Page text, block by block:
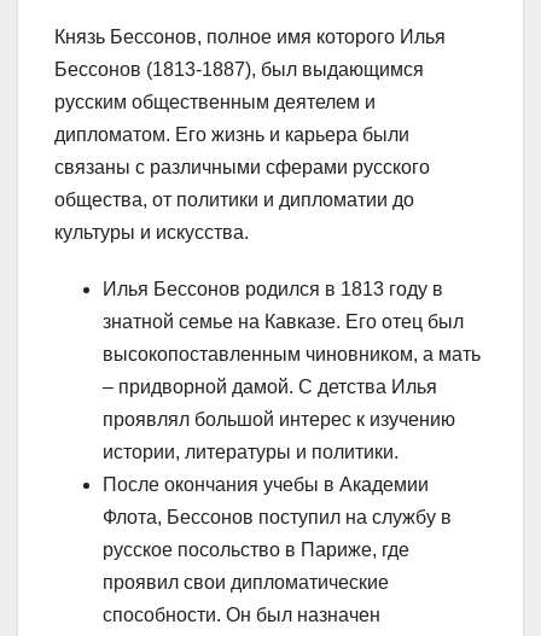
Князь Бессонов, полное имя которого Илья
Бессонов (1813-1887), был выдающимся
русским общественным деятелем и
дипломатом. Его жизнь и карьера были
связаны с различными сферами русского
общества, от политики и дипломатии до
культуры и искусства.
Илья Бессонов родился в 1813 году в
знатной семье на Кавказе. Его отец был
высокопоставленным чиновником, а мать
– придворной дамой. С детства Илья
проявлял большой интерес к изучению
истории, литературы и политики.
После окончания учебы в Академии
Флота, Бессонов поступил на службу в
русское посольство в Париже, где
проявил свои дипломатические
способности. Он был назначен